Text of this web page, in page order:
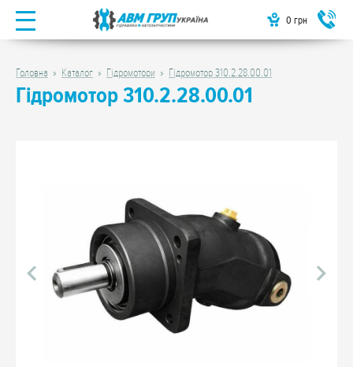
0 грн
Головна Каталог Гідромотори Гідромотор 310.2.28.00.01
Гідромотор 310.2.28.00.01